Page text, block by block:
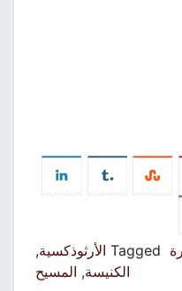
Tagged الأرثوذكسية,
الكنيسة,المسيح